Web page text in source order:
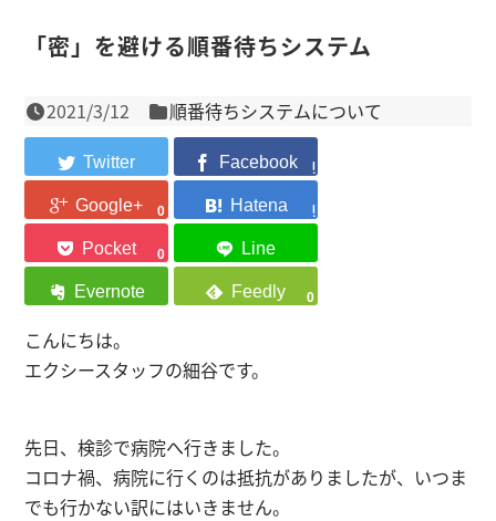
「密」を避ける順番待ちシステム
2021/3/12 順番待ちシステムについて
0
0
0
こんにちは。
エクシースタッフの細谷です。
先日、検診で病院へ行きました。
コロナ禍、病院に行くのは抵抗がありましたが、いつま
でも行かない訳にはいきません。